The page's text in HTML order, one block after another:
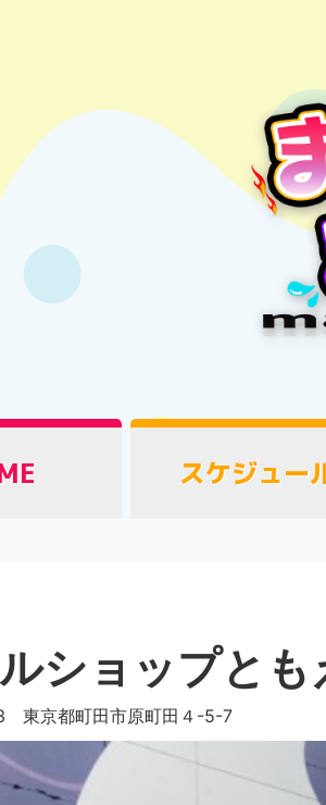
スケジュー
ショップと
東京都町田市原町田４-5-7